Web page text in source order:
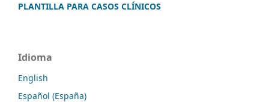
PLANTILLA PARA CASOS CLÍNICOS
Idioma
English
Español (España)